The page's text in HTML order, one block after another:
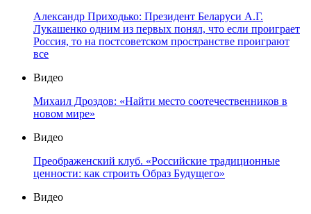
Александр Приходько: Президент Беларуси А.Г.
Лукашенко одним из первых понял, что если проиграет
Россия, то на постсоветском пространстве проиграют
все
Видео
Михаил Дроздов: «Найти место соотечественников в
новом мире»
Видео
Преображенский клуб. «Российские традиционные
ценности: как строить Образ Будущего»
Видео